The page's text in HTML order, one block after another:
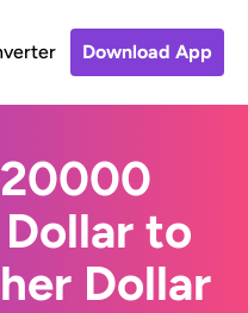
Download App
to
Dollar